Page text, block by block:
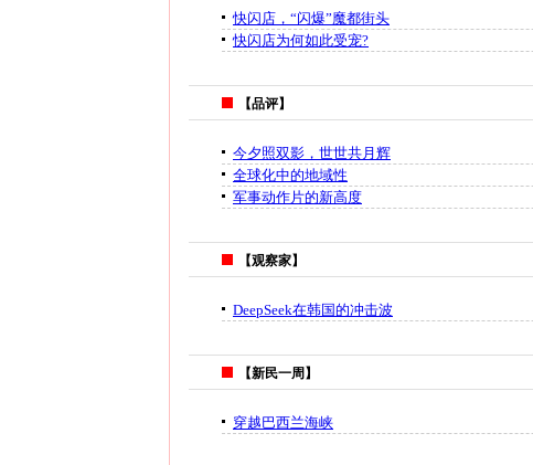
快闪店，“闪爆”魔都街头
快闪店为何如此受宠?
【品评】
今夕照双影，世世共月辉
全球化中的地域性
军事动作片的新高度
【观察家】
DeepSeek在韩国的冲击波
【新民一周】
穿越巴西兰海峡